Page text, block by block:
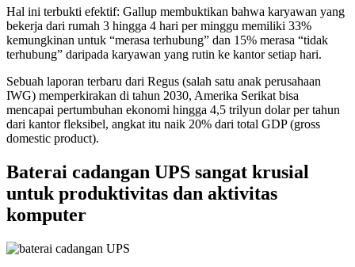
Hal ini terbukti efektif: Gallup membuktikan bahwa karyawan yang
bekerja dari rumah 3 hingga 4 hari per minggu memiliki 33%
kemungkinan untuk “merasa terhubung” dan 15% merasa “tidak
terhubung” daripada karyawan yang rutin ke kantor setiap hari.
Sebuah laporan terbaru dari Regus (salah satu anak perusahaan
IWG) memperkirakan di tahun 2030, Amerika Serikat bisa
mencapai pertumbuhan ekonomi hingga 4,5 trilyun dolar per tahun
dari kantor fleksibel, angkat itu naik 20% dari total GDP (gross
domestic product).
Baterai cadangan UPS sangat krusial
untuk produktivitas dan aktivitas
komputer